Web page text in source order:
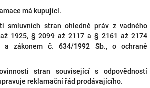
má kupující.
smluvních stran ohledně práv z vadného
1925, § 2099 až 2117 a § 2161 až 2174
a zákonem č. 634/1992 Sb., o ochraně
stran související s odpovědností
reklamační řád prodávajícího.